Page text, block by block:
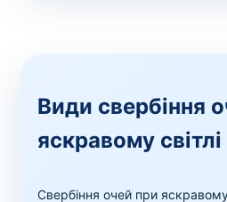
Види свербіння
яскравому світлі
Свербіння очей при